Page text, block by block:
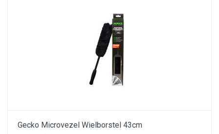
Gecko Microvezel Wielborstel 43cm